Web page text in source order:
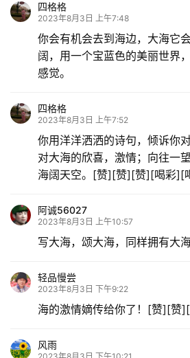
四格格
2023年8月3日 上午7:48
你会有机会去到海边，大海它
阔，用一个宝蓝色的美丽世界
感觉。
四格格
2023年8月3日 上午7:52
你用洋洋洒洒的诗句，倾诉你
对大海的欣喜，激情；向往一
海阔天空。[赞][赞][赞][喝彩][
阿诚56027
2023年8月3日 上午10:57
写大海，颂大海，同样拥有大海
轻品慢尝
2023年8月3日 下午9:22
海的激情嫡传给你了！[赞][赞
风雨